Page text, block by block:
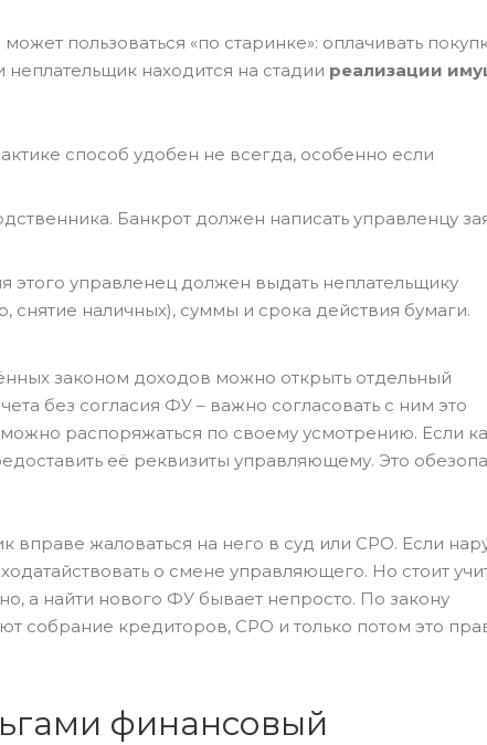
пользоваться «по старинке»: оплачивать
находится на стадии реализации
способ удобен не всегда, особенно если
Банкрот должен написать управленцу
этого управленец должен выдать неплательщику
наличных), суммы и срока действия бумаги.
законом доходов можно открыть отдельный
без согласия ФУ – важно согласовать с ним это
распоряжаться по своему усмотрению. Если
её реквизиты управляющему. Это
вправе жаловаться на него в суд или СРО. Если
о смене управляющего. Но стоит
а найти нового ФУ бывает непросто. По закону
собрание кредиторов, СРО и только потом это
финансовый